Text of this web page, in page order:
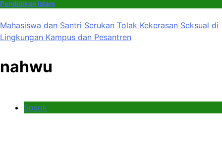
Pendidikan Islam
Mahasiswa dan Santri Serukan Tolak Kekerasan Seksual di
Lingkungan Kampus dan Pesantren
nahwu
Sosok